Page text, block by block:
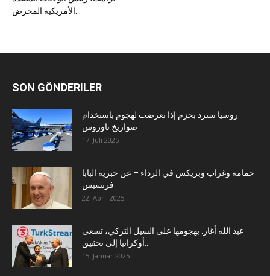
الأمريكية المحرض...
SON GÖNDERILER
روسيا سترد بحزم إذا تعرضت لهجوم باستخدام
صواريخ تاوروس
17. Juli 2025
حمامة وغراب وبريكس في الرداء – عن حبرية البابا
فرنسيس
22. April 2025
عبد الله أغار: بهجومها على السيل التركي، تسعى
أوكرانيا إلى تحقيق...
15. Januar 2025